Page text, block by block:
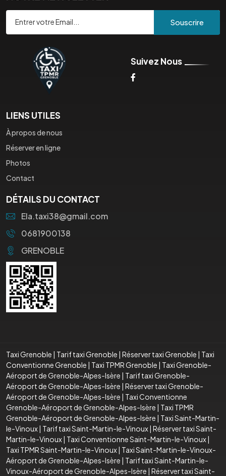
Souscrire
Suivez Nous
LIENS UTILES
À propos de nous
Réserver en ligne
Photos
Contact
DÉTAILS DU CONTACT
Ela.taxi38@gmail.com
0681900138
GRENOBLE
Taxi Grenoble | Tarif taxi Grenoble | Réserver taxi Grenoble | Taxi
Conventionne Grenoble | Taxi TPMR Grenoble | Taxi Grenoble-
Aéroport de Grenoble-Alpes-Isère | Tarif taxi Grenoble-
Aéroport de Grenoble-Alpes-Isère | Réserver taxi Grenoble-
Aéroport de Grenoble-Alpes-Isère | Taxi Conventionne
Grenoble-Aéroport de Grenoble-Alpes-Isère | Taxi TPMR
Grenoble-Aéroport de Grenoble-Alpes-Isère | Taxi Saint-Martin-
le-Vinoux| Tarif taxi Saint-Martin-le-Vinoux| Réserver taxi Saint-
Martin-le-Vinoux| Taxi Conventionne Saint-Martin-le-Vinoux|
Taxi TPMR Saint-Martin-le-Vinoux| Taxi Saint-Martin-le-Vinoux-
Aéroport de Grenoble-Alpes-Isère | Tarif taxi Saint-Martin-le-
Vinoux-Aéroport de Grenoble-Alpes-Isère | Réserver taxi Saint-